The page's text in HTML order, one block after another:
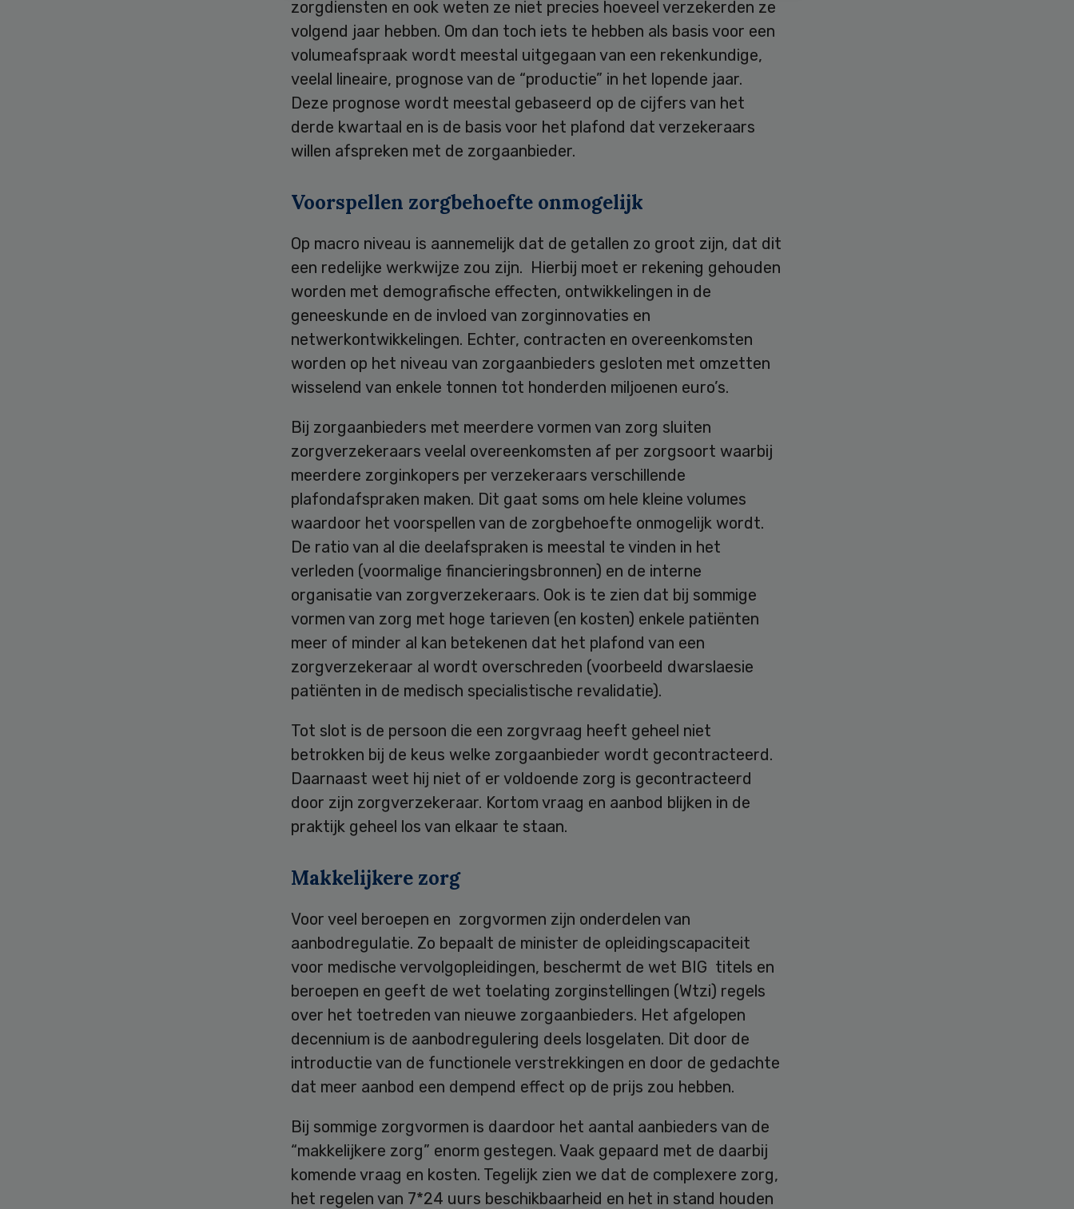
zorgdiensten en ook weten ze niet precies hoeveel verzekerden ze
volgend jaar hebben. Om dan toch iets te hebben als basis voor een
volumeafspraak wordt meestal uitgegaan van een rekenkundige,
veelal lineaire, prognose van de “productie” in het lopende jaar.
Deze prognose wordt meestal gebaseerd op de cijfers van het
derde kwartaal en is de basis voor het plafond dat verzekeraars
willen afspreken met de zorgaanbieder.
Voorspellen zorgbehoefte onmogelijk
Op macro niveau is aannemelijk dat de getallen zo groot zijn, dat dit
een redelijke werkwijze zou zijn. Hierbij moet er rekening gehouden
worden met demografische effecten, ontwikkelingen in de
geneeskunde en de invloed van zorginnovaties en
netwerkontwikkelingen. Echter, contracten en overeenkomsten
worden op het niveau van zorgaanbieders gesloten met omzetten
wisselend van enkele tonnen tot honderden miljoenen euro’s.
Bij zorgaanbieders met meerdere vormen van zorg sluiten
zorgverzekeraars veelal overeenkomsten af per zorgsoort waarbij
meerdere zorginkopers per verzekeraars verschillende
plafondafspraken maken. Dit gaat soms om hele kleine volumes
waardoor het voorspellen van de zorgbehoefte onmogelijk wordt.
De ratio van al die deelafspraken is meestal te vinden in het
verleden (voormalige financieringsbronnen) en de interne
organisatie van zorgverzekeraars. Ook is te zien dat bij sommige
vormen van zorg met hoge tarieven (en kosten) enkele patiënten
meer of minder al kan betekenen dat het plafond van een
zorgverzekeraar al wordt overschreden (voorbeeld dwarslaesie
patiënten in de medisch specialistische revalidatie).
Tot slot is de persoon die een zorgvraag heeft geheel niet
betrokken bij de keus welke zorgaanbieder wordt gecontracteerd.
Daarnaast weet hij niet of er voldoende zorg is gecontracteerd
door zijn zorgverzekeraar. Kortom vraag en aanbod blijken in de
praktijk geheel los van elkaar te staan.
Makkelijkere zorg
Voor veel beroepen en zorgvormen zijn onderdelen van
aanbodregulatie. Zo bepaalt de minister de opleidingscapaciteit
voor medische vervolgopleidingen, beschermt de wet BIG titels en
beroepen en geeft de wet toelating zorginstellingen (Wtzi) regels
over het toetreden van nieuwe zorgaanbieders. Het afgelopen
decennium is de aanbodregulering deels losgelaten. Dit door de
introductie van de functionele verstrekkingen en door de gedachte
dat meer aanbod een dempend effect op de prijs zou hebben.
Bij sommige zorgvormen is daardoor het aantal aanbieders van de
“makkelijkere zorg” enorm gestegen. Vaak gepaard met de daarbij
komende vraag en kosten. Tegelijk zien we dat de complexere zorg,
het regelen van 7*24 uurs beschikbaarheid en het in stand houden